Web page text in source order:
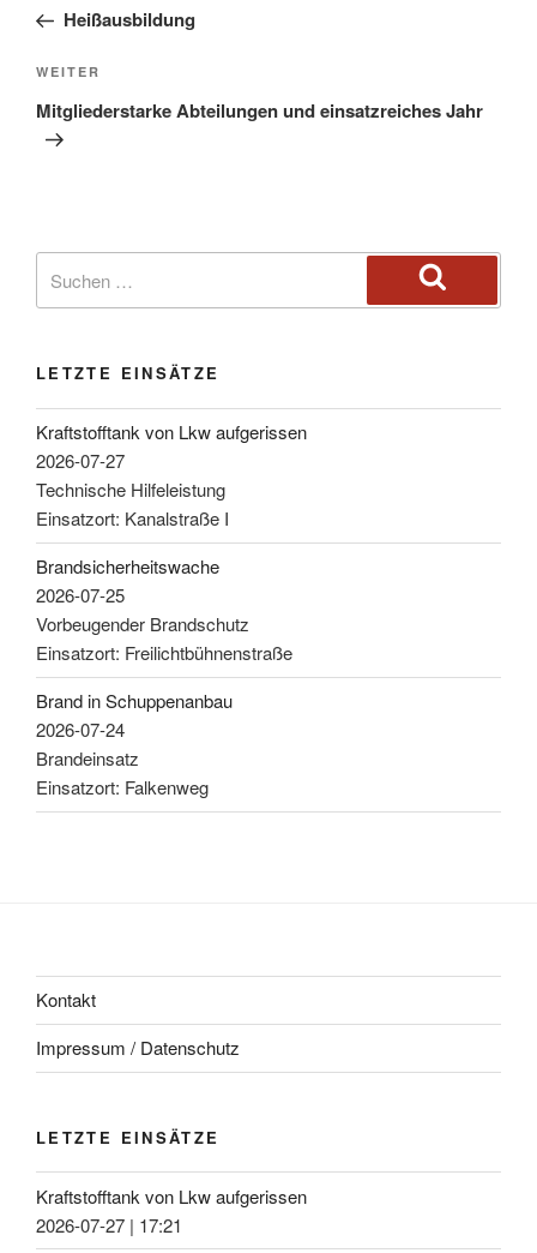
Heißausbildung
WEITER
Mitgliederstarke Abteilungen und einsatzreiches Jahr
LETZTE EINSÄTZE
Kraftstofftank von Lkw aufgerissen
2026-07-27
Technische Hilfeleistung
Einsatzort: Kanalstraße I
Brandsicherheitswache
2026-07-25
Vorbeugender Brandschutz
Einsatzort: Freilichtbühnenstraße
Brand in Schuppenanbau
2026-07-24
Brandeinsatz
Einsatzort: Falkenweg
Kontakt
Impressum / Datenschutz
LETZTE EINSÄTZE
Kraftstofftank von Lkw aufgerissen
2026-07-27 | 17:21